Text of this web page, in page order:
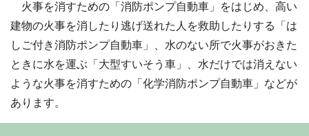
火事を消すための「消防ポンプ自動車」をはじめ、高い
建物の火事を消したり逃げ送れた人を救助したりする「は
しご付き消防ポンプ自動車」、水のない所で火事がおきた
ときに水を運ぶ「大型すいそう車」、水だけでは消えない
ような火事を消すための「化学消防ポンプ自動車」などが
あります。